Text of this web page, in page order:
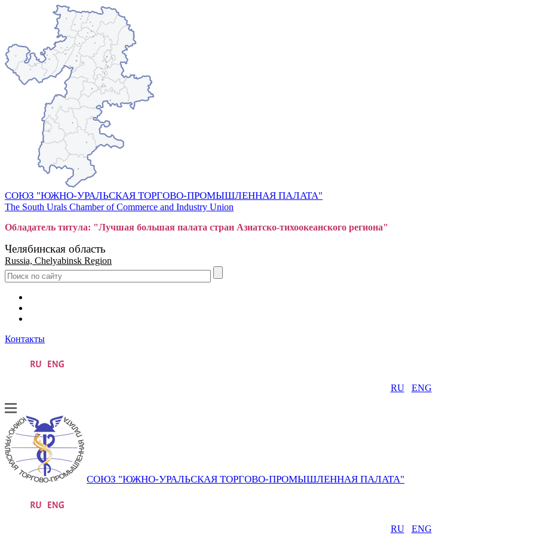
СОЮЗ "ЮЖНО-УРАЛЬСКАЯ ТОРГОВО-ПРОМЫШЛЕННАЯ ПАЛАТА"
The South Urals Chamber of Commerce and Industry Union
Обладатель титула: "Лучшая большая палата стран Азиатско-тихоокеанского региона"
Челябинская область
Russia, Chelyabinsk Region
Контакты
RU ENG
СОЮЗ "ЮЖНО-УРАЛЬСКАЯ ТОРГОВО-ПРОМЫШЛЕННАЯ ПАЛАТА"
RU ENG